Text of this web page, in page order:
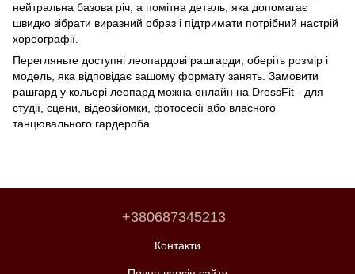
нейтральна базова річ, а помітна деталь, яка допомагає
швидко зібрати виразний образ і підтримати потрібний настрій
хореографії.
Перегляньте доступні леопардові рашгарди, оберіть розмір і
модель, яка відповідає вашому формату занять. Замовити
рашгард у кольорі леопард можна онлайн на DressFit - для
студії, сцени, відеозйомки, фотосесії або власного
танцювального гардероба.
+380687345213
Контакти